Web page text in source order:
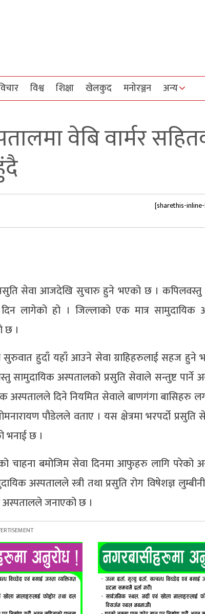
विश्व शिक्षा खेलकुद मनोरञ्जन अन्य
वेबि वार्मर
[sharethis-
सेवा आजदेखि सुचारु हुने भएको छ । कपिलवस्तु
लागेको हो । जिल्लाको एक मात्र सामुदायिक
छ ।
सुरुवात हुदाँ यहाँ आउने सेवा ग्राहिहरुलाई सहज हुने
अस्पतालको प्रसुति सेवाले सन्तुष्ट पार्ने
अस्पतालले दिने नियमित सेवाले बाणगंगा बासिहरु
पौडेलले वताए । यस क्षेत्रमा भरपर्दो प्रसुति
भनाई छ ।
चाहना बमोजिम सेवा दिनमा आफुहरु लागि परेको
अस्पतालले स्त्री तथा प्रसुति रोग विषेशज्ञ
अस्पतालले जनाएको छ ।